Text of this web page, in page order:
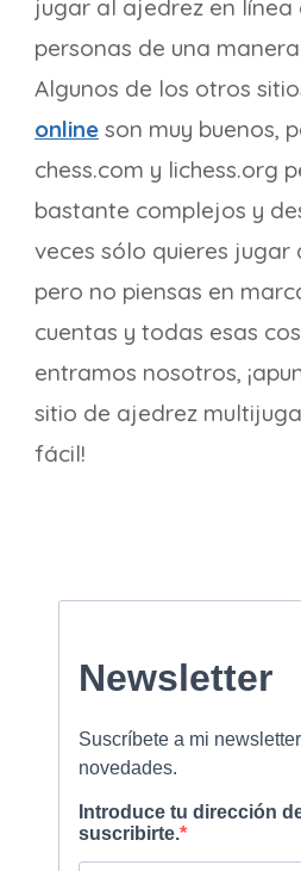
jugar al ajedrez en
personas de una
Algunos de los otros
online son muy buenos,
chess.com y lichess.org
bastante complejos y
veces sólo quieres jugar
pero no piensas en
cuentas y todas esas
entramos nosotros,
sitio de ajedrez
fácil!